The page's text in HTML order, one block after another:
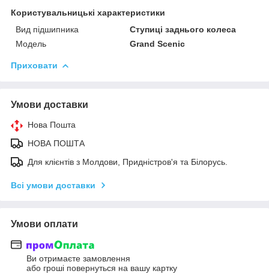
Користувальницькі характеристики
Вид підшипника
Ступиці заднього колеса
Мoдель
Grand Scenic
Приховати
Умови доставки
Нова Пошта
НОВА ПОШТА
Для клієнтів з Молдови, Придністров'я та Білорусь.
Всі умови доставки
Умови оплати
Ви отримаєте замовлення
або гроші повернуться на вашу картку